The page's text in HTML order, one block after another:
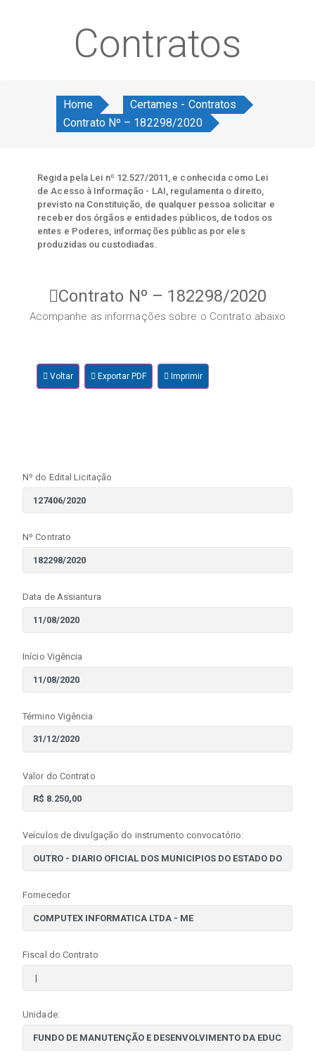
Contratos
Home
Certames - Contratos
Contrato Nº – 182298/2020
Regida pela Lei nº 12.527/2011, e conhecida como Lei
de Acesso à Informação - LAI, regulamenta o direito,
previsto na Constituição, de qualquer pessoa solicitar e
receber dos órgãos e entidades públicos, de todos os
entes e Poderes, informações públicas por eles
produzidas ou custodiadas.
Contrato Nº – 182298/2020
Acompanhe as informações sobre o Contrato abaixo
Voltar Exportar PDF Imprimir
Nº do Edital Licitação
Nº Contrato
Data de Assiantura
Início Vigência
Término Vigência
Valor do Contrato
Veículos de divulgação do instrumento convocatório:
Fornecedor
Fiscal do Contrato
Unidade: